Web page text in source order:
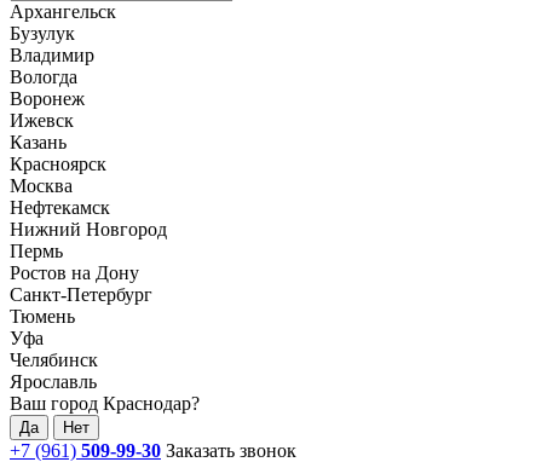
Архангельск
Бузулук
Владимир
Вологда
Воронеж
Ижевск
Казань
Красноярск
Москва
Нефтекамск
Нижний Новгород
Пермь
Ростов на Дону
Санкт-Петербург
Тюмень
Уфа
Челябинск
Ярославль
Ваш город Краснодар?
Да Нет
+7 (961) 509-99-30 Заказать звонок